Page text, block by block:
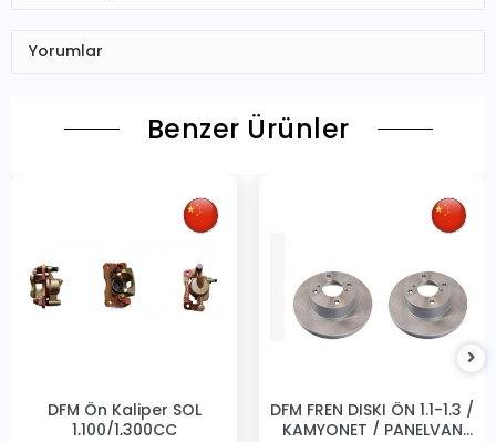
Yorumlar
Benzer Ürünler
DFM Ön Kaliper SOL
1,100/1,300CC
DFM FREN DISKI ÖN 1.1-1.3 /
KAMYONET / PANELVAN